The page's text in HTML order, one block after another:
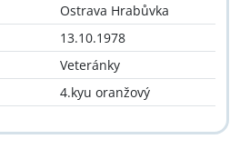
Ostrava Hrabůvka
13.10.1978
Veteránky
4.kyu oranžový